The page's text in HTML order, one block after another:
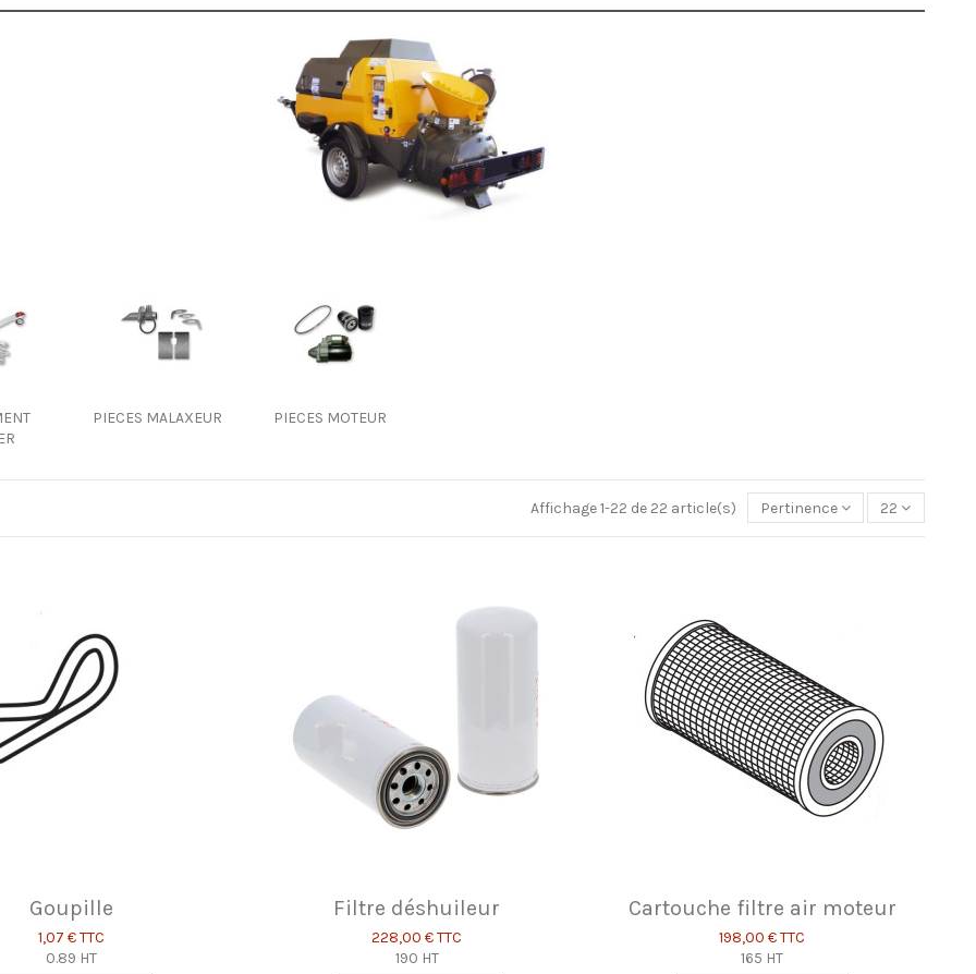
PIECES MALAXEUR PIECES MOTEUR
Affichage 1-22 de 22 article(s) Pertinence 22
Goupille
1,07 €TTC
0.89 HT
Filtre déshuileur
228,00 €TTC
190 HT
Cartouche filtre air moteur
198,00 €TTC
165 HT